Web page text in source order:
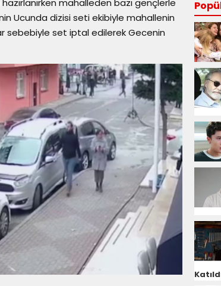
mahalleden bazı gençlerle
Ucunda dizisi seti ekibiyle mahallenin
sebebiyle set iptal edilerek Gecenin